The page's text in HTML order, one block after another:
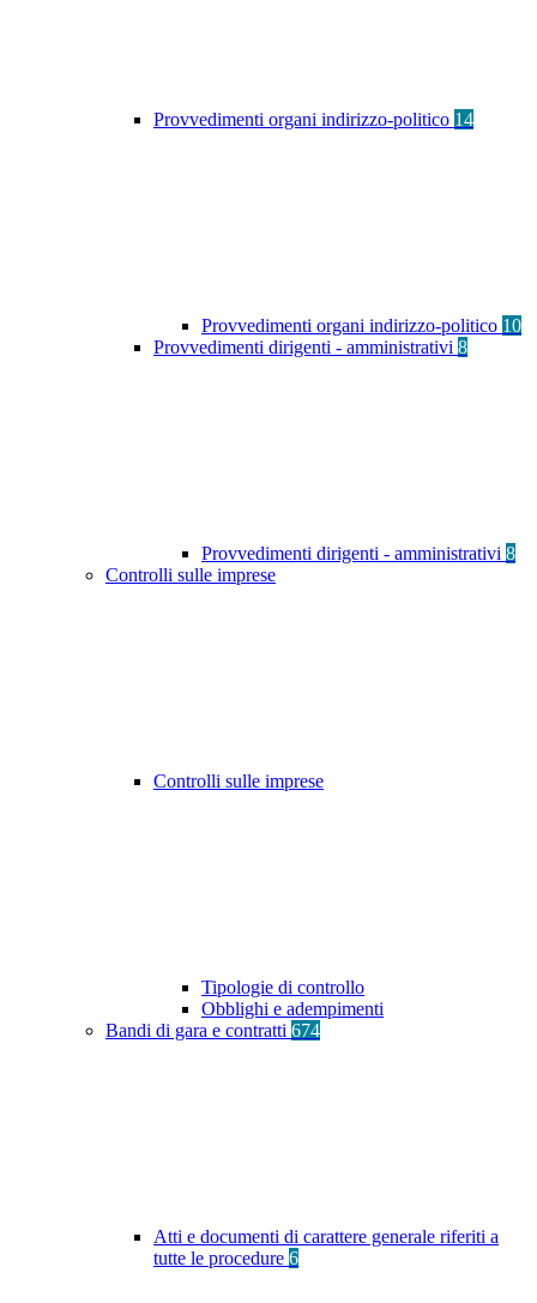
Provvedimenti organi indirizzo-politico 14
Provvedimenti organi indirizzo-politico 10
Provvedimenti dirigenti - amministrativi 8
Provvedimenti dirigenti - amministrativi 8
Controlli sulle imprese
Controlli sulle imprese
Tipologie di controllo
Obblighi e adempimenti
Bandi di gara e contratti 674
Atti e documenti di carattere generale riferiti a
tutte le procedure 6